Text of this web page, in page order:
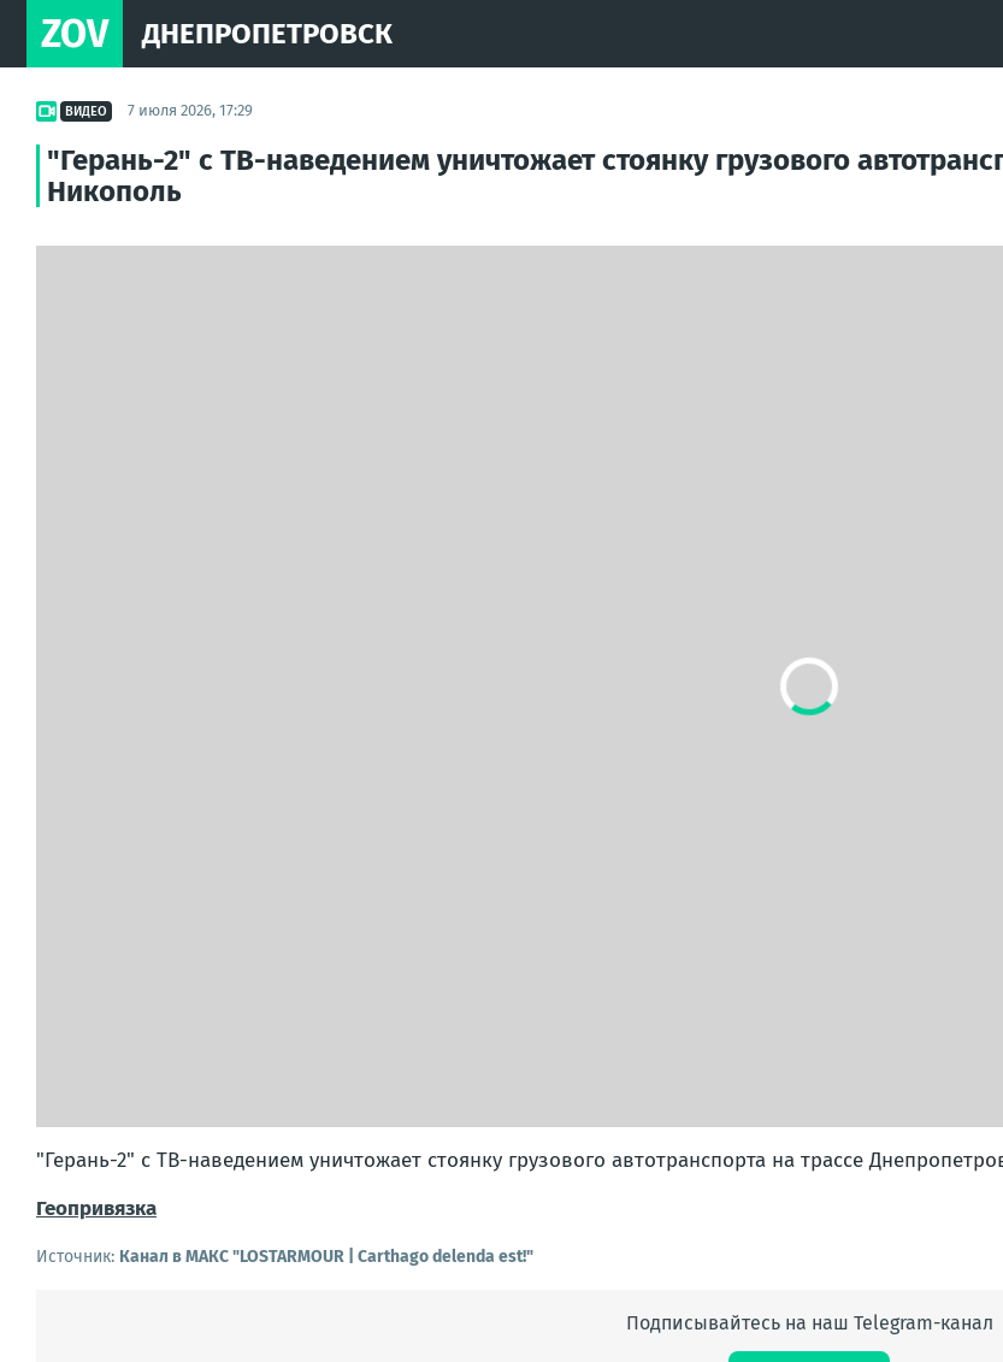
ZOV ДНЕПРОПЕТРОВСК
ВИДЕО 7 июля 2026, 17:29
"Герань-2" с ТВ-наведением уничтожает стоянку грузового
Никополь
"Герань-2" с ТВ-наведением уничтожает стоянку грузового автотранспорта на трассе
Геопривязка
Источник: Канал в МАКС "LOSTARMOUR | Carthago delenda est!"
Подписывайтесь на наш Telegram-канал